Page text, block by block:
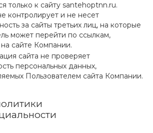
только к сайту santehoptnn.ru.
контролирует и не несет
за сайты третьих лиц, на которые
может перейти по ссылкам,
сайте Компании.
сайта не проверяет
персональных данных,
Пользователем сайта Компании.